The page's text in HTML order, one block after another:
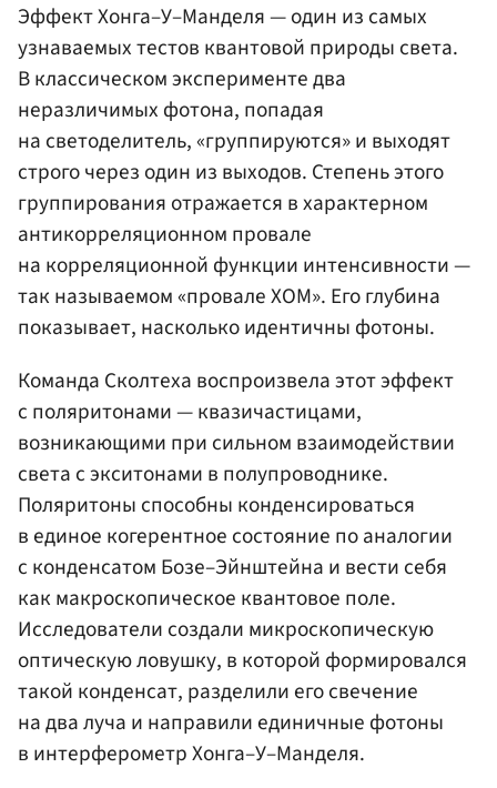
Эффект Хонга–У–Манделя — один из самых
узнаваемых тестов квантовой природы света.
В классическом эксперименте два
неразличимых фотона, попадая
на светоделитель, «группируются» и выходят
строго через один из выходов. Степень этого
группирования отражается в характерном
антикорреляционном провале
на корреляционной функции интенсивности —
так называемом «провале ХОМ». Его глубина
показывает, насколько идентичны фотоны.
Команда Сколтеха воспроизвела этот эффект
с поляритонами — квазичастицами,
возникающими при сильном взаимодействии
света с экситонами в полупроводнике.
Поляритоны способны конденсироваться
в единое когерентное состояние по аналогии
с конденсатом Бозе–Эйнштейна и вести себя
как макроскопическое квантовое поле.
Исследователи создали микроскопическую
оптическую ловушку, в которой формировался
такой конденсат, разделили его свечение
на два луча и направили единичные фотоны
в интерферометр Хонга–У–Манделя.